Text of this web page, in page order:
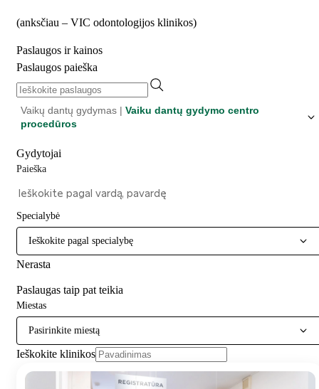
(anksčiau – VIC odontologijos klinikos)
Paslaugos ir kainos
Paslaugos paieška
Vaikų dantų gydymas | Vaiku dantų gydymo centro
procedūros
Gydytojai
Paieška
Specialybė
Ieškokite pagal specialybę
Nerasta
Paslaugas taip pat teikia
Miestas
Pasirinkite miestą
Ieškokite klinikos